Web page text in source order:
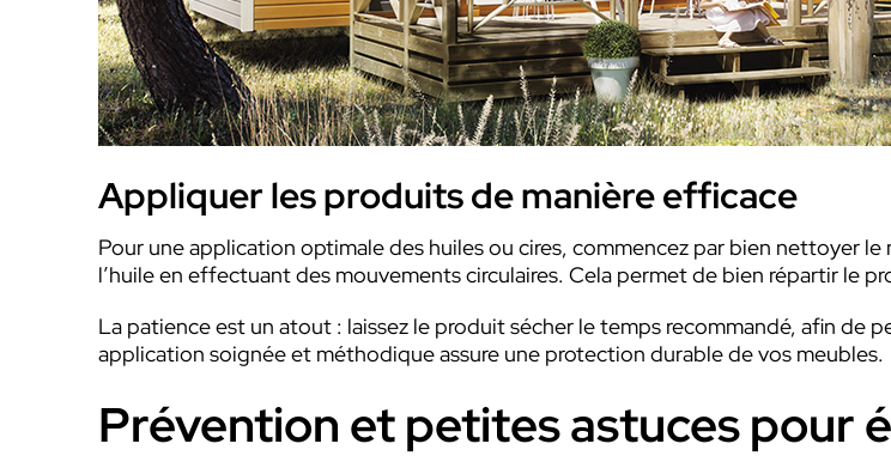
Appliquer les produits de manière efficace
Pour une application optimale des huiles ou cires, commencez par bien nettoyer
l’huile en effectuant des mouvements circulaires. Cela permet de bien répartir le
La patience est un atout : laissez le produit sécher le temps recommandé, afin de
application soignée et méthodique assure une protection durable de vos meubles.
Prévention et petites astuces pour